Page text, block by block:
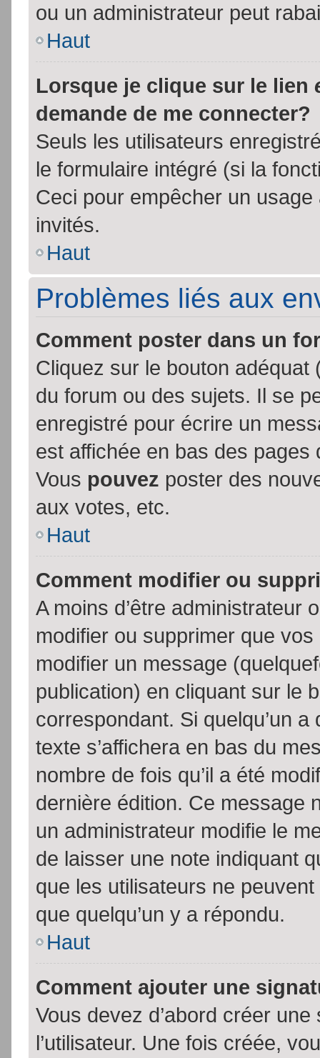
ou un administrateur peut
Haut
Lorsque je clique sur le lien
demande de me connecter?
Seuls les utilisateurs
le formulaire intégré (si la
Ceci pour empêcher un
invités.
Haut
Problèmes liés aux
Comment poster dans un
Cliquez sur le bouton
du forum ou des sujets. Il se
enregistré pour écrire un
est affichée en bas des
Vous pouvez poster des
aux votes, etc.
Haut
Comment modifier ou
A moins d’être administrateur
modifier ou supprimer que
modifier un message
publication) en cliquant sur le
correspondant. Si quelqu’un
texte s’affichera en bas du
nombre de fois qu’il a été
dernière édition. Ce message
un administrateur modifie le
de laisser une note indiquant
que les utilisateurs ne
que quelqu’un y a répondu.
Haut
Comment ajouter une
Vous devez d’abord créer
l’utilisateur. Une fois créée,